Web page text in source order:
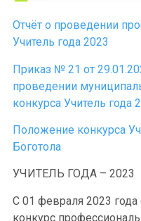
Отчёт о проведении
Учитель года 2023
Приказ № 21 от
проведении
конкурса Учитель года
Положение конкурса
Боготола
УЧИТЕЛЬ ГОДА – 2023
С 01 февраля 2023
конкурс